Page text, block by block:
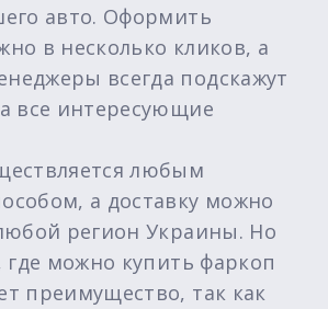
авто. Оформить
в несколько кликов, а
всегда подскажут
все интересующие
любым
а доставку можно
регион Украины. Но
где можно купить фаркоп
преимущество, так как